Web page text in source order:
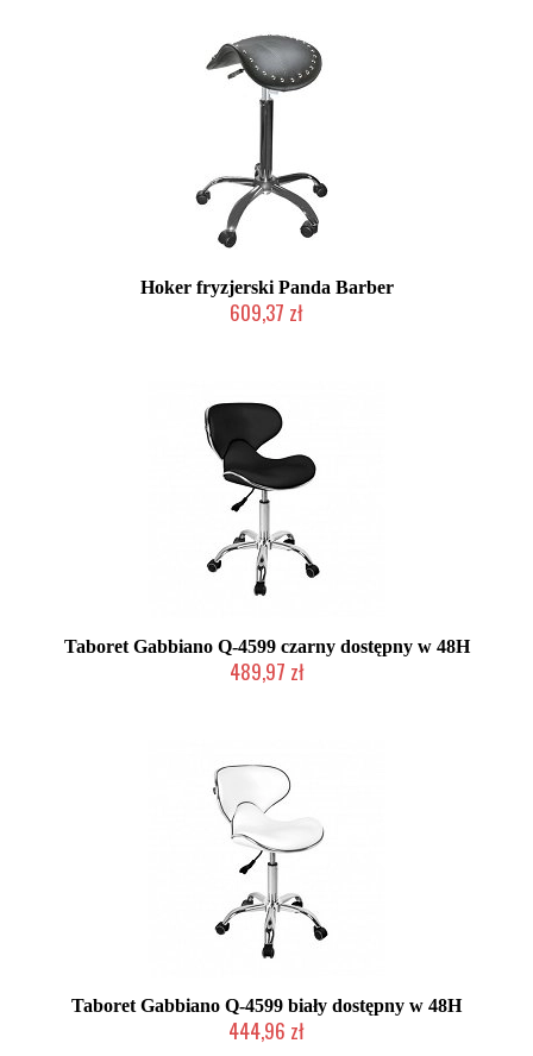
Hoker fryzjerski Panda Barber
609,37 zł
Taboret Gabbiano Q-4599 czarny dostępny w 48H
489,97 zł
Taboret Gabbiano Q-4599 biały dostępny w 48H
444,96 zł